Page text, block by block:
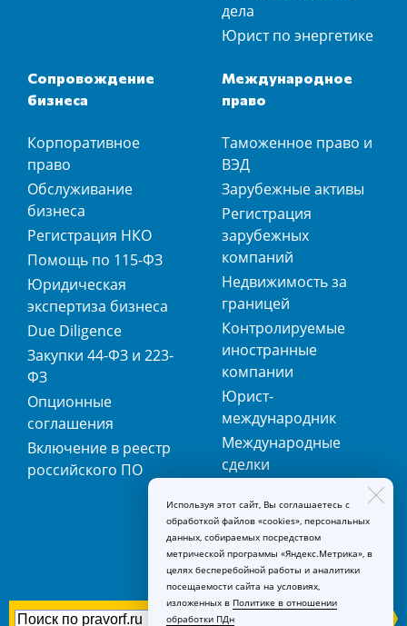
дела
Юрист по энергетике
Сопровождение
бизнеса
Корпоративное
право
Обслуживание
бизнеса
Регистрация НКО
Помощь по 115-ФЗ
Юридическая
экспертиза бизнеса
Due Diligence
Закупки 44-ФЗ и 223-
ФЗ
Опционные
соглашения
Включение в реестр
российского ПО
Международное
право
Таможенное право и
ВЭД
Зарубежные активы
Регистрация
зарубежных
компаний
Недвижимость за
границей
Контролируемые
иностранные
компании
Юрист-
международник
Международные
сделки
регистрация
товарных знаков
Используя этот сайт, Вы соглашаетесь с
обработкой файлов «cookies», персональных
данных, собираемых посредством
метрической программы «Яндекс.Метрика», в
целях бесперебойной работы и аналитики
посещаемости сайта на условиях,
изложенных в Политике в отношении
обработки ПДн